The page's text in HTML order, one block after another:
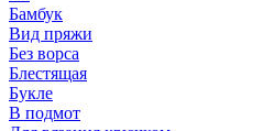
Бамбук
Вид пряжи
Без ворса
Блестящая
Букле
В подмот